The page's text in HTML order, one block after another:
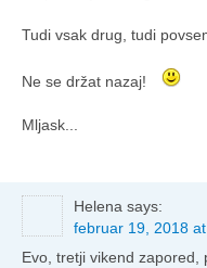
Tudi vsak drug, tudi
Ne se držat nazaj!
Mljask...
Helena says:
februar 19, 2018
Evo, tretji vikend